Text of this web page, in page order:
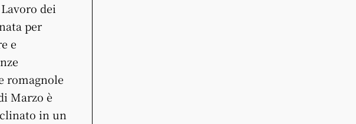
dei
per
e
romagnole
Marzo è
in un